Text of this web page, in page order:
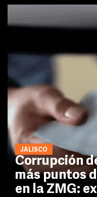
JALISCO
Corrupción
más puntos
en la ZMG: